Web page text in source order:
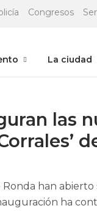
Congresos
La ciudad
las
han
ha